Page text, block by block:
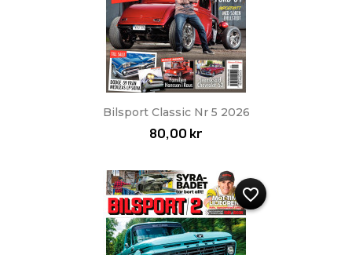
Bilsport Classic Nr 5 2026
80,00 kr
favorite_border